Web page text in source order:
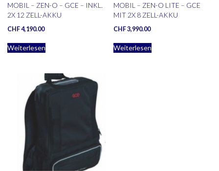
MOBIL – ZEN-O – GCE – INKL.
2X 12 ZELL-AKKU
CHF4,190.00
Weiterlesen
MOBIL – ZEN-O LITE – GCE
MIT 2X 8 ZELL-AKKU
CHF3,990.00
Weiterlesen